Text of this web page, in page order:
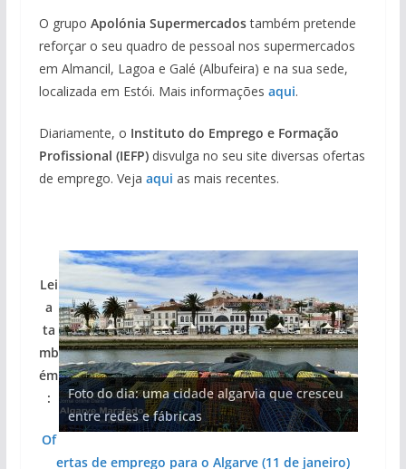
O grupo Apolónia Supermercadostambém pretende
reforçar o seu quadro de pessoal nos supermercados
em Almancil, Lagoa e Galé (Albufeira) e na sua sede,
localizada em Estói. Mais informações aqui.
Diariamente, o Instituto do Emprego e Formação
Profissional (IEFP)disvulga no seu site diversas ofertas
de emprego. Veja aqui as mais recentes.
Foto do dia: uma cidade algarvia que cresceu
entre redes e fábricas
Milagre da água. Fontes emblemáticas do
Algarve voltam a ter vida (com vídeo)
Projeto milionário: investimento de 108
milhões de euros na construção de dois
hotéis (com vídeo)
Tapas do mar a 3 euros cada. Nova rota
gastronómica nasce no Algarve
Tempestades roubam areia de praias e põem
arribas em risco no Algarve (com vídeo)
Lei
a
ta
mb
ém
:
Of
ertas de emprego para o Algarve (11 de janeiro)